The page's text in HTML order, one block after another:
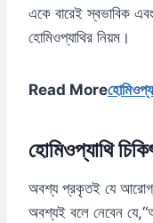
একে বারেই স্বভাবিক
হোমিওপ্যাথির নিয়ম।
Read More
হোমিওপ্যাথি
অবশ্য প্রকৃতই যে
অবশ্যই বলে নেবেন